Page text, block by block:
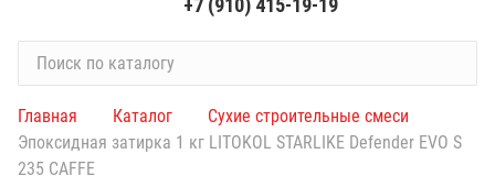
и
с
к
+7 (910) 415-19-19
Главная Каталог
Сухие строительные смеси
Эпоксидная затирка 1 кг LITOKOL STARLIKE Defender EVO S
235 CAFFE